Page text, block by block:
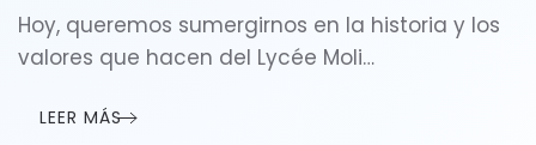
Hoy, queremos sumergirnos en la historia y los
valores que hacen del Lycée Moli…
LEER MÁS